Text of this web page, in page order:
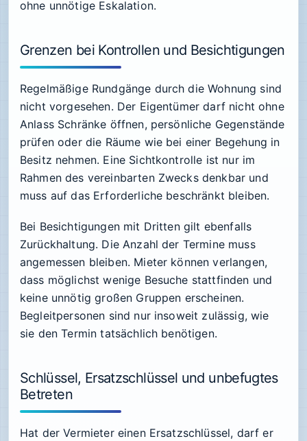
ohne unnötige Eskalation.
Grenzen bei Kontrollen und Besichtigungen
Regelmäßige Rundgänge durch die Wohnung sind
nicht vorgesehen. Der Eigentümer darf nicht ohne
Anlass Schränke öffnen, persönliche Gegenstände
prüfen oder die Räume wie bei einer Begehung in
Besitz nehmen. Eine Sichtkontrolle ist nur im
Rahmen des vereinbarten Zwecks denkbar und
muss auf das Erforderliche beschränkt bleiben.
Bei Besichtigungen mit Dritten gilt ebenfalls
Zurückhaltung. Die Anzahl der Termine muss
angemessen bleiben. Mieter können verlangen,
dass möglichst wenige Besuche stattfinden und
keine unnötig großen Gruppen erscheinen.
Begleitpersonen sind nur insoweit zulässig, wie
sie den Termin tatsächlich benötigen.
Schlüssel, Ersatzschlüssel und unbefugtes
Betreten
Hat der Vermieter einen Ersatzschlüssel, darf er